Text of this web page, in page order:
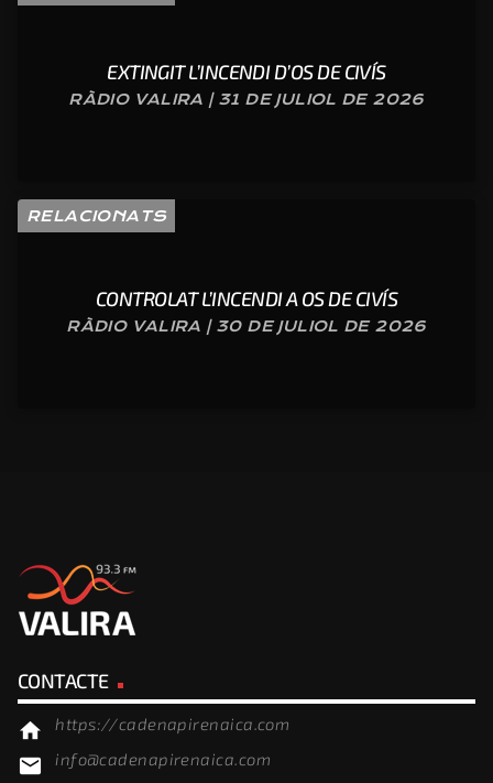
EXTINGIT L’INCENDI D’OS DE CIVÍS
RÀDIO VALIRA | 31 DE JULIOL DE 2026
RELACIONATS
CONTROLAT L’INCENDI A OS DE CIVÍS
RÀDIO VALIRA | 30 DE JULIOL DE 2026
CONTACTE
home https://cadenapirenaica.com
email info@cadenapirenaica.com